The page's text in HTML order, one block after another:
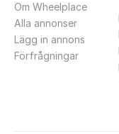
Om Wheelplace
Alla annonser
Lägg in annons
Förfrågningar